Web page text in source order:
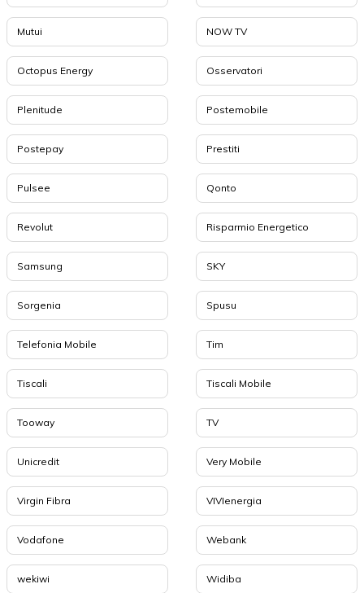
Mutui NOW TV
Octopus Energy Osservatori
Plenitude Postemobile
Postepay Prestiti
Pulsee Qonto
Revolut Risparmio Energetico
Samsung SKY
Sorgenia Spusu
Telefonia Mobile Tim
Tiscali Tiscali Mobile
Tooway TV
Unicredit Very Mobile
Virgin Fibra VIVIenergia
Vodafone Webank
wekiwi Widiba